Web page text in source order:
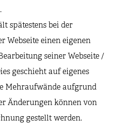
spätestens bei der
Webseite einen eigenen
seiner Webseite /
geschieht auf eigenes
Mehraufwände aufgrund
Änderungen können von
gestellt werden.